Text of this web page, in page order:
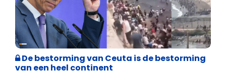
Asiel en Migratie
De bestorming van Ceuta is de bestorming
van een heel continent